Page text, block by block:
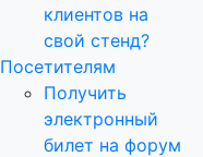
клиентов на
свой стенд?
Посетителям
Получить
электронный
билет на форум